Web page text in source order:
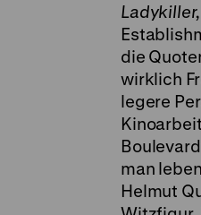
Ladykiller,
die
wirklich
legere
man
Helmut